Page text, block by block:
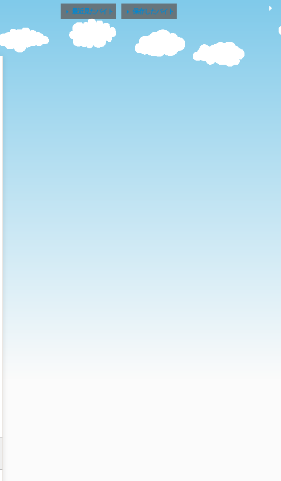
 最近見たバイト  保存したバイト